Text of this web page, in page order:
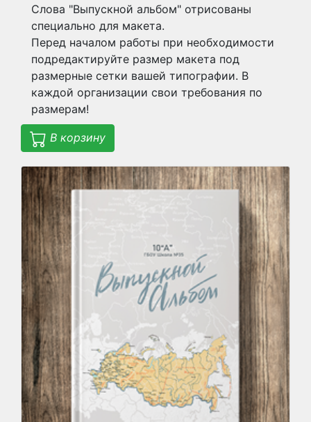
Слова "Выпускной альбом" отрисованы
специально для макета.
Перед началом работы при необходимости
подредактируйте размер макета под
размерные сетки вашей типографии. В
каждой организации свои требования по
размерам!
В корзину